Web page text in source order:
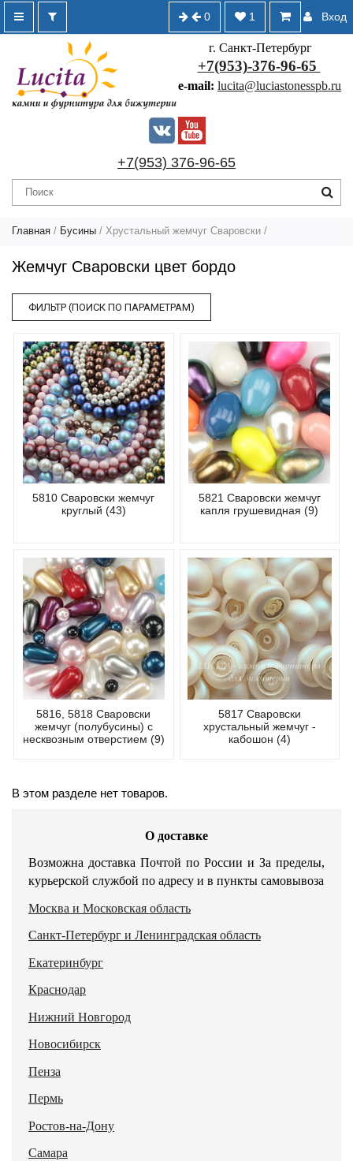
Вход
1
0
г. Санкт-Петербург
+7(953)-376-96-65
e-mail: lucita@luciastonesspb.ru
+7(953) 376-96-65
Главная / Бусины / Хрустальный жемчуг Сваровски /
Жемчуг Сваровски цвет бордо
ФИЛЬТР (ПОИСК ПО ПАРАМЕТРАМ)
5810 Сваровски жемчуг
круглый (43)
5821 Сваровски жемчуг
капля грушевидная (9)
5816, 5818 Сваровски
жемчуг (полубусины) с
несквозным отверстием (9)
5817 Сваровски
хрустальный жемчуг -
кабошон (4)
В этом разделе нет товаров.
О доставке
Возможна доставка Почтой по России и За пределы,
курьерской службой по адресу и в пункты самовывоза
Москва и Московская область
Санкт-Петербург и Ленинградская область
Екатеринбург
Краснодар
Нижний Новгород
Новосибирск
Пенза
Пермь
Ростов-на-Дону
Самара